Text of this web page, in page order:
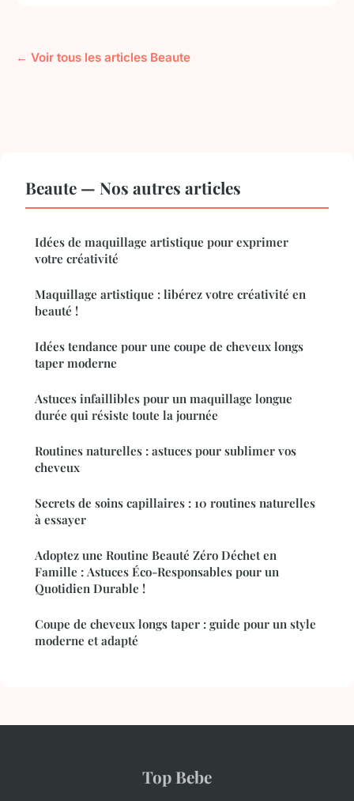
← Voir tous les articles Beaute
Beaute — Nos autres articles
Idées de maquillage artistique pour exprimer
votre créativité
Maquillage artistique : libérez votre créativité en
beauté !
Idées tendance pour une coupe de cheveux longs
taper moderne
Astuces infaillibles pour un maquillage longue
durée qui résiste toute la journée
Routines naturelles : astuces pour sublimer vos
cheveux
Secrets de soins capillaires : 10 routines naturelles
à essayer
Adoptez une Routine Beauté Zéro Déchet en
Famille : Astuces Éco-Responsables pour un
Quotidien Durable !
Coupe de cheveux longs taper : guide pour un style
moderne et adapté
Top Bebe